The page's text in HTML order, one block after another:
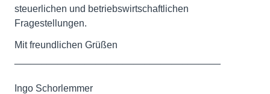
steuerlichen und betriebswirtschaftlichen
Fragestellungen.
Mit freundlichen Grüßen
Ingo Schorlemmer